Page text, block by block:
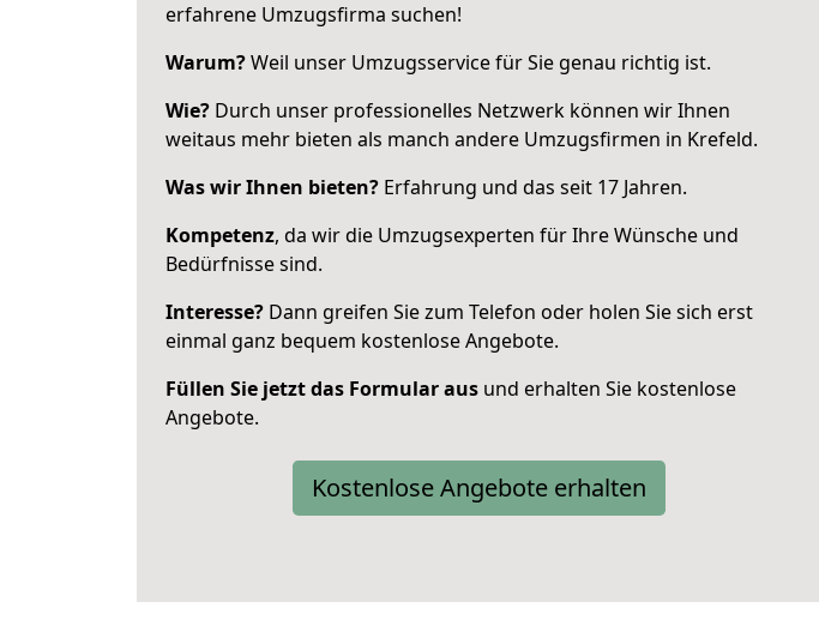
erfahrene Umzugsfirma suchen!
Warum?Weil unser Umzugsservice für Sie genau richtig ist.
Wie? Durch unser professionelles Netzwerk können wir Ihnen
weitaus mehr bieten als manch andere Umzugsfirmen in Krefeld.
Was wir Ihnen bieten? Erfahrung und das seit 17 Jahren.
Kompetenz, da wir die Umzugsexperten für Ihre Wünsche und
Bedürfnisse sind.
Interesse? Dann greifen Sie zum Telefon oder holen Sie sich erst
einmal ganz bequem kostenlose Angebote.
Füllen Sie jetzt das Formular aus und erhalten Sie kostenlose
Angebote.
Kostenlose Angebote erhalten